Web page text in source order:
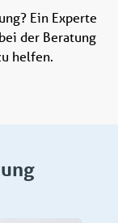
Ein Experte
der Beratung
helfen.